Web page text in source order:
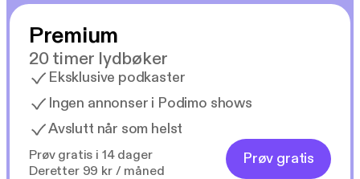
Premium
20 timer lydbøker
Eksklusive podkaster
Ingen annonser i Podimo shows
Avslutt når som helst
Prøv gratis i 14 dager
Deretter 99 kr / måned
Prøv gratis